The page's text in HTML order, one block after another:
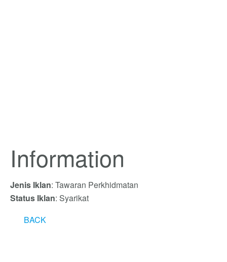
Information
Jenis Iklan: Tawaran Perkhidmatan
Status Iklan: Syarikat
BACK